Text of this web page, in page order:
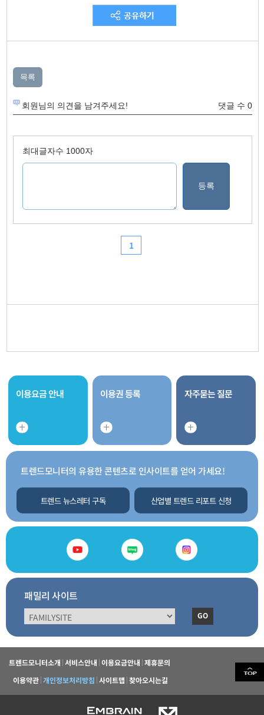
이용요금 안내 이용권 등록 자주묻는 질문
트렌드모니터의 유용한 콘텐츠로 인사이트를 얻어 가세요!
트렌드 뉴스레터 구독 산업별 트렌드 리포트 신청
패밀리 사이트
GO
트렌드모니터소개 서비스안내 이용요금안내 제휴문의
이용약관 개인정보처리방침 사이트맵 찾아오시는길